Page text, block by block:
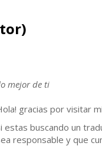
mejor de ti
gracias por visitar
estas buscando un
responsable y que